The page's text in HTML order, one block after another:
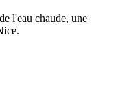
l'eau chaude, une